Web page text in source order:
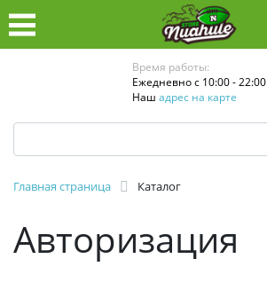
Время работы:
Ежедневно с 10:00 - 22:00
Наш адрес на карте
Главная страница Каталог
Авторизация